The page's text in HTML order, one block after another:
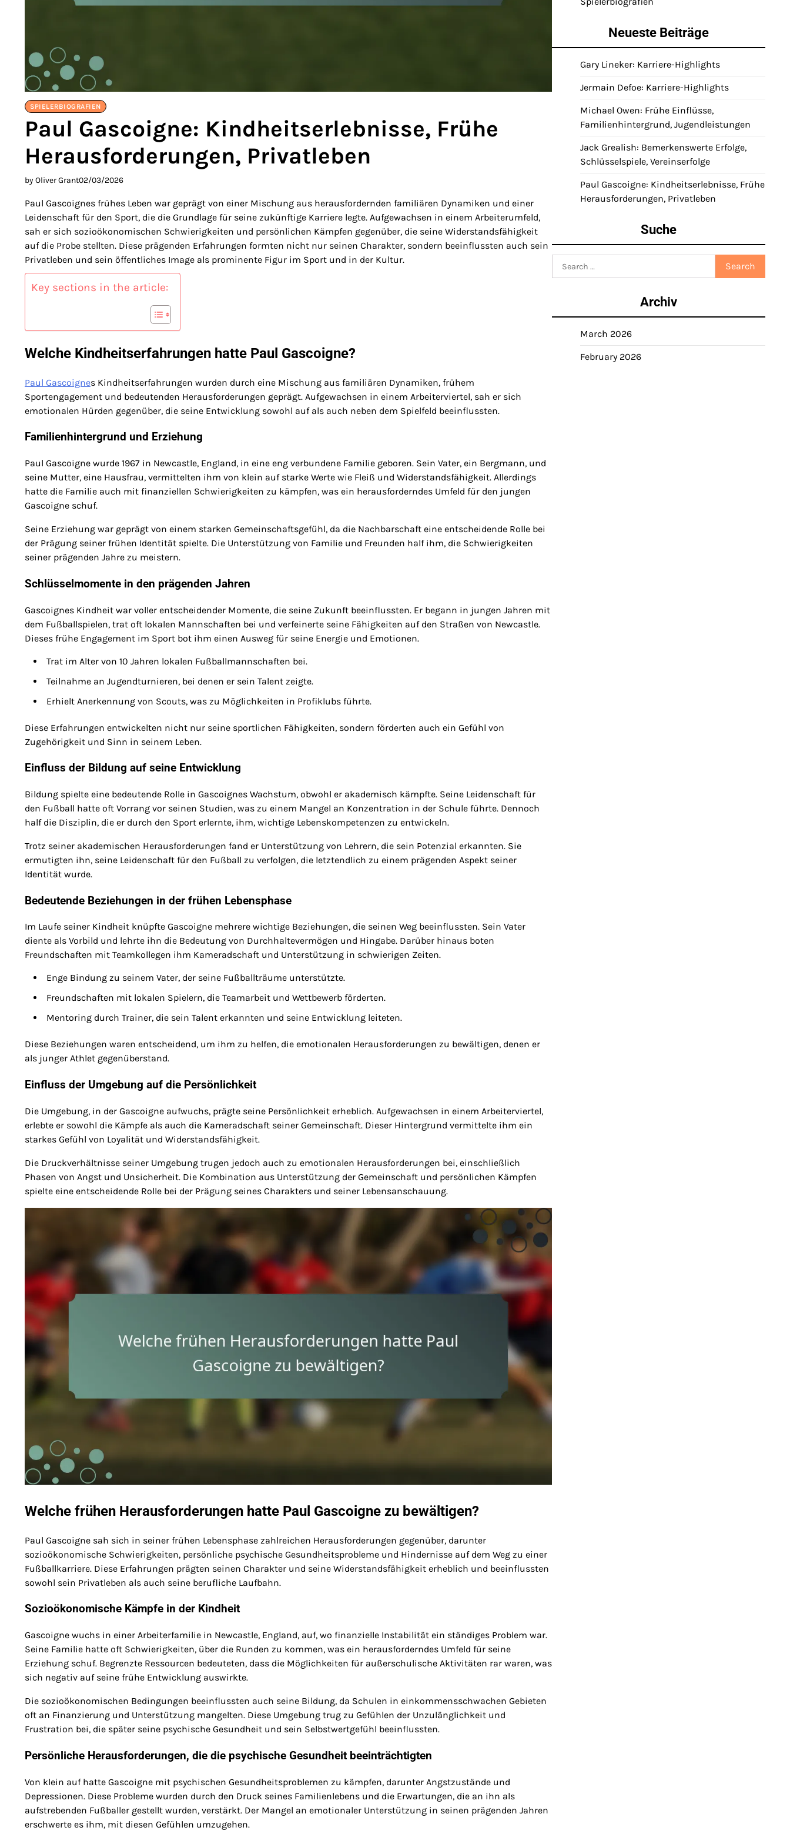
SPIELERBIOGRAFIEN
Paul Gascoigne: Kindheitserlebnisse, Frühe
Herausforderungen, Privatleben
by Oliver Grant02/03/2026
Paul Gascoignes frühes Leben war geprägt von einer Mischung aus herausfordernden familiären Dynamiken und einer
Leidenschaft für den Sport, die die Grundlage für seine zukünftige Karriere legte. Aufgewachsen in einem Arbeiterumfeld,
sah er sich sozioökonomischen Schwierigkeiten und persönlichen Kämpfen gegenüber, die seine Widerstandsfähigkeit
auf die Probe stellten. Diese prägenden Erfahrungen formten nicht nur seinen Charakter, sondern beeinflussten auch sein
Privatleben und sein öffentliches Image als prominente Figur im Sport und in der Kultur.
Key sections in the article:
Welche Kindheitserfahrungen hatte Paul Gascoigne?
Paul Gascoignes Kindheitserfahrungen wurden durch eine Mischung aus familiären Dynamiken, frühem
Sportengagement und bedeutenden Herausforderungen geprägt. Aufgewachsen in einem Arbeiterviertel, sah er sich
emotionalen Hürden gegenüber, die seine Entwicklung sowohl auf als auch neben dem Spielfeld beeinflussten.
Familienhintergrund und Erziehung
Paul Gascoigne wurde 1967 in Newcastle, England, in eine eng verbundene Familie geboren. Sein Vater, ein Bergmann, und
seine Mutter, eine Hausfrau, vermittelten ihm von klein auf starke Werte wie Fleiß und Widerstandsfähigkeit. Allerdings
hatte die Familie auch mit finanziellen Schwierigkeiten zu kämpfen, was ein herausforderndes Umfeld für den jungen
Gascoigne schuf.
Seine Erziehung war geprägt von einem starken Gemeinschaftsgefühl, da die Nachbarschaft eine entscheidende Rolle bei
der Prägung seiner frühen Identität spielte. Die Unterstützung von Familie und Freunden half ihm, die Schwierigkeiten
seiner prägenden Jahre zu meistern.
Schlüsselmomente in den prägenden Jahren
Gascoignes Kindheit war voller entscheidender Momente, die seine Zukunft beeinflussten. Er begann in jungen Jahren mit
dem Fußballspielen, trat oft lokalen Mannschaften bei und verfeinerte seine Fähigkeiten auf den Straßen von Newcastle.
Dieses frühe Engagement im Sport bot ihm einen Ausweg für seine Energie und Emotionen.
Trat im Alter von 10 Jahren lokalen Fußballmannschaften bei.
Teilnahme an Jugendturnieren, bei denen er sein Talent zeigte.
Erhielt Anerkennung von Scouts, was zu Möglichkeiten in Profiklubs führte.
Diese Erfahrungen entwickelten nicht nur seine sportlichen Fähigkeiten, sondern förderten auch ein Gefühl von
Zugehörigkeit und Sinn in seinem Leben.
Einfluss der Bildung auf seine Entwicklung
Bildung spielte eine bedeutende Rolle in Gascoignes Wachstum, obwohl er akademisch kämpfte. Seine Leidenschaft für
den Fußball hatte oft Vorrang vor seinen Studien, was zu einem Mangel an Konzentration in der Schule führte. Dennoch
half die Disziplin, die er durch den Sport erlernte, ihm, wichtige Lebenskompetenzen zu entwickeln.
Trotz seiner akademischen Herausforderungen fand er Unterstützung von Lehrern, die sein Potenzial erkannten. Sie
ermutigten ihn, seine Leidenschaft für den Fußball zu verfolgen, die letztendlich zu einem prägenden Aspekt seiner
Identität wurde.
Bedeutende Beziehungen in der frühen Lebensphase
Im Laufe seiner Kindheit knüpfte Gascoigne mehrere wichtige Beziehungen, die seinen Weg beeinflussten. Sein Vater
diente als Vorbild und lehrte ihn die Bedeutung von Durchhaltevermögen und Hingabe. Darüber hinaus boten
Freundschaften mit Teamkollegen ihm Kameradschaft und Unterstützung in schwierigen Zeiten.
Enge Bindung zu seinem Vater, der seine Fußballträume unterstützte.
Freundschaften mit lokalen Spielern, die Teamarbeit und Wettbewerb förderten.
Mentoring durch Trainer, die sein Talent erkannten und seine Entwicklung leiteten.
Diese Beziehungen waren entscheidend, um ihm zu helfen, die emotionalen Herausforderungen zu bewältigen, denen er
als junger Athlet gegenüberstand.
Einfluss der Umgebung auf die Persönlichkeit
Die Umgebung, in der Gascoigne aufwuchs, prägte seine Persönlichkeit erheblich. Aufgewachsen in einem Arbeiterviertel,
erlebte er sowohl die Kämpfe als auch die Kameradschaft seiner Gemeinschaft. Dieser Hintergrund vermittelte ihm ein
starkes Gefühl von Loyalität und Widerstandsfähigkeit.
Die Druckverhältnisse seiner Umgebung trugen jedoch auch zu emotionalen Herausforderungen bei, einschließlich
Phasen von Angst und Unsicherheit. Die Kombination aus Unterstützung der Gemeinschaft und persönlichen Kämpfen
spielte eine entscheidende Rolle bei der Prägung seines Charakters und seiner Lebensanschauung.
Welche frühen Herausforderungen hatte Paul Gascoigne zu bewältigen?
Paul Gascoigne sah sich in seiner frühen Lebensphase zahlreichen Herausforderungen gegenüber, darunter
sozioökonomische Schwierigkeiten, persönliche psychische Gesundheitsprobleme und Hindernisse auf dem Weg zu einer
Fußballkarriere. Diese Erfahrungen prägten seinen Charakter und seine Widerstandsfähigkeit erheblich und beeinflussten
sowohl sein Privatleben als auch seine berufliche Laufbahn.
Sozioökonomische Kämpfe in der Kindheit
Gascoigne wuchs in einer Arbeiterfamilie in Newcastle, England, auf, wo finanzielle Instabilität ein ständiges Problem war.
Seine Familie hatte oft Schwierigkeiten, über die Runden zu kommen, was ein herausforderndes Umfeld für seine
Erziehung schuf. Begrenzte Ressourcen bedeuteten, dass die Möglichkeiten für außerschulische Aktivitäten rar waren, was
sich negativ auf seine frühe Entwicklung auswirkte.
Die sozioökonomischen Bedingungen beeinflussten auch seine Bildung, da Schulen in einkommensschwachen Gebieten
oft an Finanzierung und Unterstützung mangelten. Diese Umgebung trug zu Gefühlen der Unzulänglichkeit und
Frustration bei, die später seine psychische Gesundheit und sein Selbstwertgefühl beeinflussten.
Persönliche Herausforderungen, die die psychische Gesundheit beeinträchtigten
Von klein auf hatte Gascoigne mit psychischen Gesundheitsproblemen zu kämpfen, darunter Angstzustände und
Depressionen. Diese Probleme wurden durch den Druck seines Familienlebens und die Erwartungen, die an ihn als
aufstrebenden Fußballer gestellt wurden, verstärkt. Der Mangel an emotionaler Unterstützung in seinen prägenden Jahren
erschwerte es ihm, mit diesen Gefühlen umzugehen.
Neueste Beiträge
Gary Lineker: Karriere-Highlights
Jermain Defoe: Karriere-Highlights
Michael Owen: Frühe Einflüsse,
Familienhintergrund, Jugendleistungen
Jack Grealish: Bemerkenswerte Erfolge,
Schlüsselspiele, Vereinserfolge
Paul Gascoigne: Kindheitserlebnisse, Frühe
Herausforderungen, Privatleben
Suche
for:
Archiv
March 2026
February 2026